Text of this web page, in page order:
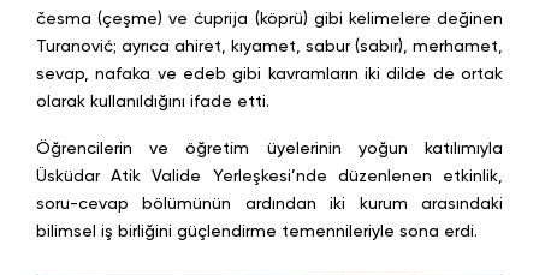
česma (çeşme) ve ćuprija (köprü) gibi kelimelere değinen
Turanović; ayrıca ahiret, kıyamet, sabur (sabır), merhamet,
sevap, nafaka ve edeb gibi kavramların iki dilde de ortak
olarak kullanıldığını ifade etti.
Öğrencilerin ve öğretim üyelerinin yoğun katılımıyla
Üsküdar Atik Valide Yerleşkesi’nde düzenlenen etkinlik,
soru-cevap bölümünün ardından iki kurum arasındaki
bilimsel iş birliğini güçlendirme temennileriyle sona erdi.